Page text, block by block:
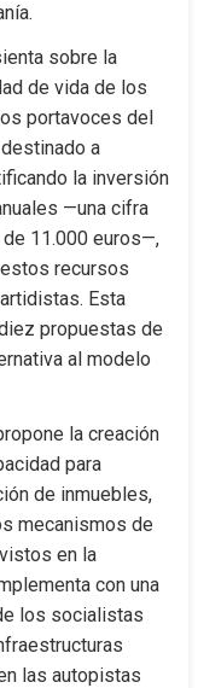
sobre la
de vida de los
portavoces del
a
la inversión
—una cifra
11.000 euros—,
recursos
Esta
propuestas de
al modelo
la creación
para
de inmuebles,
mecanismos de
en la
con una
los socialistas
las autopistas